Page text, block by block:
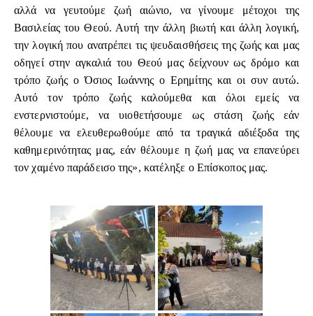
αλλά να γευτούμε ζωή αιώνιο, να γίνουμε μέτοχοι της
Βασιλείας του Θεού. Αυτή την άλλη βιωτή και άλλη λογική,
την λογική που ανατρέπει τις ψευδαισθήσεις της ζωής και μας
οδηγεί στην αγκαλιά του Θεού μας δείχνουν ως δρόμο και
τρόπο ζωής ο Όσιος Ιωάννης ο Ερημίτης και οι συν αυτώ.
Αυτό τον τρόπο ζωής καλούμεθα και όλοι εμείς να
ενστερνιστούμε, να υιοθετήσουμε ως στάση ζωής εάν
θέλουμε να ελευθερωθούμε από τα τραγικά αδιέξοδα της
καθημερινότητας μας, εάν θέλουμε η ζωή μας να επανεύρει
τον χαμένο παράδεισο της», κατέληξε ο Επίσκοπος μας.